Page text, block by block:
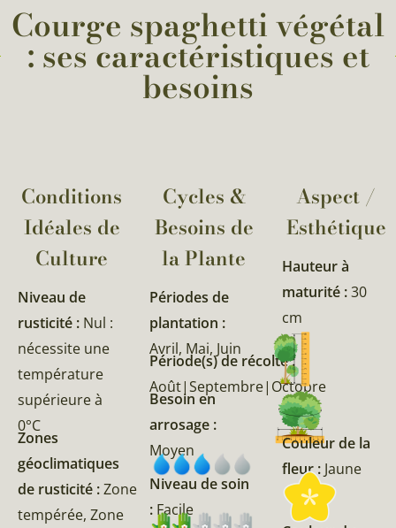
Courge spaghetti végétal
: ses caractéristiques et
besoins
Conditions
Idéales de
Culture
Niveau de
rusticité : Nul :
nécessite une
température
supérieure à
0°C
Zones
géoclimatiques
de rusticité :Zone
tempérée, Zone
Cycles &
Besoins de
la Plante​
Périodes de
plantation :
Avril, Mai, Juin
Période(s) de récolte :
Août|Septembre|Octobre
Besoin en
arrosage :
Moyen
Niveau de soin
: Facile
Aspect /
Esthétique
Hauteur à
maturité :30
cm
Couleur de la
fleur : Jaune